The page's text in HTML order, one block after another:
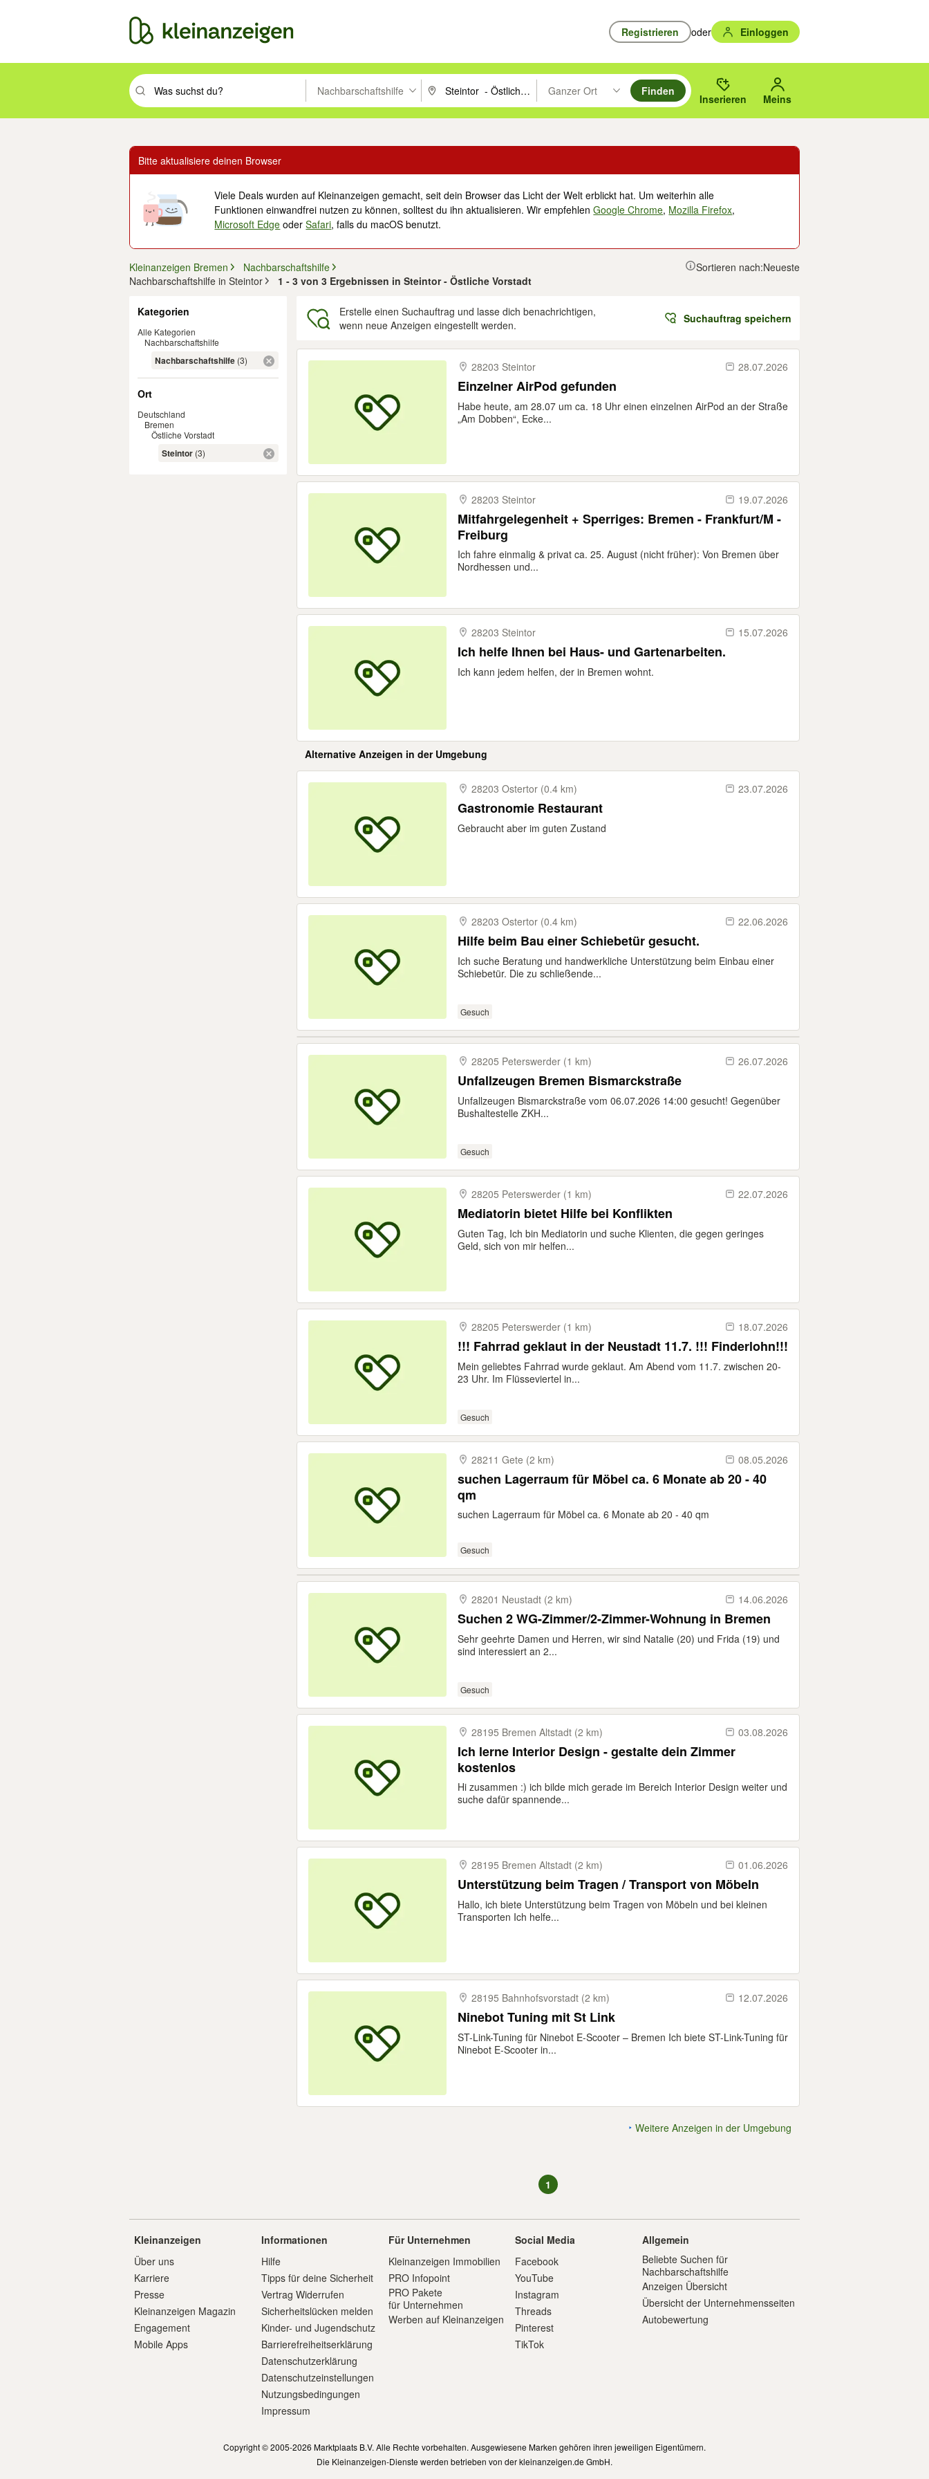
Registrieren oder Einloggen
Suchbegriff eingeben. Eingabetaste drücken um zu suchen, oder Vorschläge mit den Pfeiltasten nach oben/unten durchsuchen und mit Eingabetaste auswählen.
Nachbarschaftshilfe PLZ oder Ort eingeben. Eingabetaste drücken um zu suchen, oder Vorschläge mit den Pfeiltasten nach oben/
Ganzer Ort
Suche im Umkreis des gewählten Orts oder PLZ.
Finden
Inserieren Meins
Bitte aktualisiere deinen Browser
Viele Deals wurden auf Kleinanzeigen gemacht, seit dein Browser das Licht der Welt erblickt hat. Um weiterhin alle
Funktionen einwandfrei nutzen zu können, solltest du ihn aktualisieren. Wir empfehlenGoogle Chrome, Mozilla Firefox,
Microsoft Edge oderSafari, falls du macOS benutzt.
Kleinanzeigen Bremen
Nachbarschaftshilfe
Nachbarschaftshilfe in Steintor
1 - 3 von 3 Ergebnissen in Steintor - Östliche Vorstadt
Sortieren nach:Neueste
Kategorien
Alle Kategorien
Nachbarschaftshilfe
Nachbarschaftshilfe (3)
Ort
Deutschland
Bremen
Östliche Vorstadt
Steintor (3)
Erstelle einen Suchauftrag und lasse dich benachrichtigen,
wenn neue Anzeigen eingestellt werden.
Suchauftrag speichern
28203 Steintor
28.07.2026
Einzelner AirPod gefunden
Habe heute, am 28.07 um ca. 18 Uhr einen einzelnen AirPod an der Straße
„Am Dobben“, Ecke...
28203 Steintor 19.07.2026
Mitfahrgelegenheit + Sperriges: Bremen - Frankfurt/M -
Freiburg
Ich fahre einmalig & privat ca. 25. August (nicht früher): Von Bremen über
Nordhessen und...
28203 Steintor 15.07.2026
Ich helfe Ihnen bei Haus- und Gartenarbeiten.
Ich kann jedem helfen, der in Bremen wohnt.
Alternative Anzeigen in der Umgebung
28203 Ostertor (0.4 km) 23.07.2026
Gastronomie Restaurant
Gebraucht aber im guten Zustand
28203 Ostertor (0.4 km) 22.06.2026
Hilfe beim Bau einer Schiebetür gesucht.
Ich suche Beratung und handwerkliche Unterstützung beim Einbau einer
Schiebetür. Die zu schließende...
Gesuch
28205 Peterswerder (1 km) 26.07.2026
Unfallzeugen Bremen Bismarckstraße
Unfallzeugen Bismarckstraße vom 06.07.2026 14:00 gesucht! Gegenüber
Bushaltestelle ZKH...
Gesuch
28205 Peterswerder (1 km) 22.07.2026
Mediatorin bietet Hilfe bei Konflikten
Guten Tag, Ich bin Mediatorin und suche Klienten, die gegen geringes
Geld, sich von mir helfen...
28205 Peterswerder (1 km) 18.07.2026
!!! Fahrrad geklaut in der Neustadt 11.7. !!! Finderlohn!!!
Mein geliebtes Fahrrad wurde geklaut. Am Abend vom 11.7. zwischen 20-
23 Uhr. Im Flüsseviertel in...
Gesuch
28211 Gete (2 km) 08.05.2026
suchen Lagerraum für Möbel ca. 6 Monate ab 20 - 40
qm
suchen Lagerraum für Möbel ca. 6 Monate ab 20 - 40 qm
Gesuch
28201 Neustadt (2 km) 14.06.2026
Suchen 2 WG-Zimmer/2-Zimmer-Wohnung in Bremen
Sehr geehrte Damen und Herren, wir sind Natalie (20) und Frida (19) und
sind interessiert an 2...
Gesuch
28195 Bremen Altstadt (2 km) 03.08.2026
Ich lerne Interior Design - gestalte dein Zimmer
kostenlos
Hi zusammen :) ich bilde mich gerade im Bereich Interior Design weiter und
suche dafür spannende...
28195 Bremen Altstadt (2 km) 01.06.2026
Unterstützung beim Tragen / Transport von Möbeln
Hallo, ich biete Unterstützung beim Tragen von Möbeln und bei kleinen
Transporten Ich helfe...
28195 Bahnhofsvorstadt (2 km) 12.07.2026
Ninebot Tuning mit St Link
ST-Link-Tuning für Ninebot E-Scooter – Bremen Ich biete ST-Link-Tuning für
Ninebot E-Scooter in...
Weitere Anzeigen in der Umgebung
1
Kleinanzeigen
Über uns
Karriere
Presse
Kleinanzeigen Magazin
Engagement
Mobile Apps
Informationen
Hilfe
Tipps für deine Sicherheit
Vertrag Widerrufen
Sicherheitslücken melden
Kinder- und Jugendschutz
Barrierefreiheitserklärung
Datenschutzerklärung
Datenschutzeinstellungen
Nutzungsbedingungen
Impressum
Für Unternehmen
Kleinanzeigen Immobilien
PRO Infopoint
PRO Pakete
für Unternehmen
Werben auf Kleinanzeigen
Social Media
Facebook
YouTube
Instagram
Threads
Pinterest
TikTok
Allgemein
Beliebte Suchen für
Nachbarschaftshilfe
Anzeigen Übersicht
Übersicht der Unternehmensseiten
Autobewertung
Copyright © 2005-2026 Marktplaats B.V. Alle Rechte vorbehalten. Ausgewiesene Marken gehören ihren jeweiligen Eigentümern.
Die Kleinanzeigen-Dienste werden betrieben von der kleinanzeigen.de GmbH.